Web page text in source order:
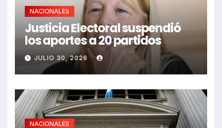
NACIONALES
Justicia Electoral suspendió
los aportes a 20 partidos
JULIO 30, 2026
NACIONALES